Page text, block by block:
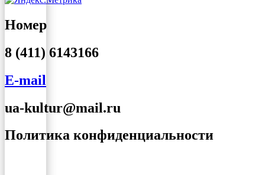
Номер
8 (411) 6143166
E-mail
ua-kultur@mail.ru
Политика конфиденциальности